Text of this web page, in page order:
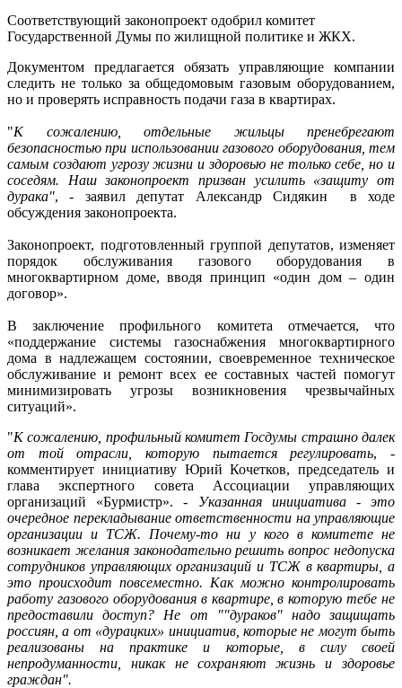
Соответствующий законопроект одобрил комитет
Государственной Думы по жилищной политике и ЖКХ.
Документом предлагается обязать управляющие компании
следить не только за общедомовым газовым оборудованием,
но и проверять исправность подачи газа в квартирах.
"К сожалению, отдельные жильцы пренебрегают
безопасностью при использовании газового оборудования, тем
самым создают угрозу жизни и здоровью не только себе, но и
соседям. Наш законопроект призван усилить «защиту от
дурака", - заявил депутат Александр Сидякин в ходе
обсуждения законопроекта.
Законопроект, подготовленный группой депутатов, изменяет
порядок обслуживания газового оборудования в
многоквартирном доме, вводя принцип «один дом – один
договор».
В заключение профильного комитета отмечается, что
«поддержание системы газоснабжения многоквартирного
дома в надлежащем состоянии, своевременное техническое
обслуживание и ремонт всех ее составных частей помогут
минимизировать угрозы возникновения чрезвычайных
ситуаций».
"К сожалению, профильный комитет Госдумы страшно далек
от той отрасли, которую пытается регулировать, -
комментирует инициативу Юрий Кочетков, председатель и
глава экспертного совета Ассоциации управляющих
организаций «Бурмистр». - Указанная инициатива - это
очередное перекладывание ответственности на управляющие
организации и ТСЖ. Почему-то ни у кого в комитете не
возникает желания законодательно решить вопрос недопуска
сотрудников управляющих организаций и ТСЖ в квартиры, а
это происходит повсеместно. Как можно контролировать
работу газового оборудования в квартире, в которую тебе не
предоставили доступ? Не от ""дураков" надо защищать
россиян, а от «дурацких» инициатив, которые не могут быть
реализованы на практике и которые, в силу своей
непродуманности, никак не сохраняют жизнь и здоровье
граждан".